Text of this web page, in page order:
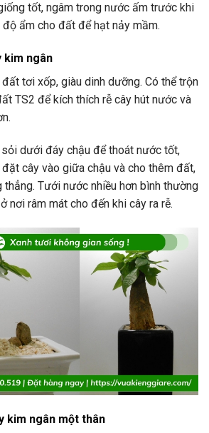
tốt, ngâm trong nước ấm trước khi
ẩm cho đất để hạt nảy mầm.
kim ngân
tơi xốp, giàu dinh dưỡng. Có thể trộn
TS2 để kích thích rễ cây hút nước và
sỏi dưới đáy chậu để thoát nước tốt,
cây vào giữa chậu và cho thêm đất,
Tưới nước nhiều hơn bình thường
nơi râm mát cho đến khi cây ra rễ.
kim ngân một thân